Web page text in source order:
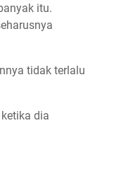
itu.
tidak terlalu
dia